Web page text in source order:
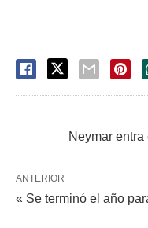
Neymar
ANTERIOR
« Se terminó el año